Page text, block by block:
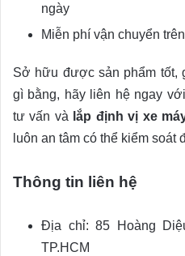
ngày
Miễn phí vận chuyển
Sở hữu được sản phẩm tốt,
gì bằng, hãy liên hệ ngay với
tư vấn và lắp định vị xe
luôn an tâm có thể kiểm
Thông tin liên hệ
Địa chỉ: 85 Hoàng
TP.HCM